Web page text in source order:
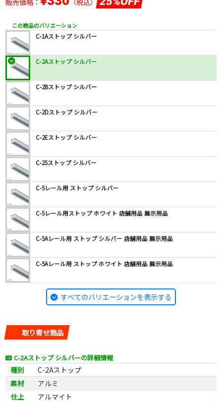
この商品のバリエーション
C-1Aストップ シルバー
C-2Aストップ シルバー
C-2Bストップ シルバー
C-2Dストップ シルバー
C-2Eストップ シルバー
C-2Sストップ シルバー
C-5レール用 ストップ シルバー
C-5レール用ストップ ホワイト 店舗用品 展示用品
C-5Aレール用 ストップ シルバー 店舗用品 展示用品
C-5Aレール用 ストップ ホワイト 店舗用品 展示用品
すべてのバリエーションを表示する
取り寄せ商品
C-2Aストップ シルバーの詳細情報
種別
C-2Aストップ
素材
アルミ
仕上
アルマイト